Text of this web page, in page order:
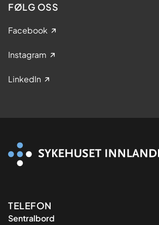
FØLG OSS
Facebook
Instagram
LinkedIn
Kontaktinformasjon
TELEFON
Sentralbord